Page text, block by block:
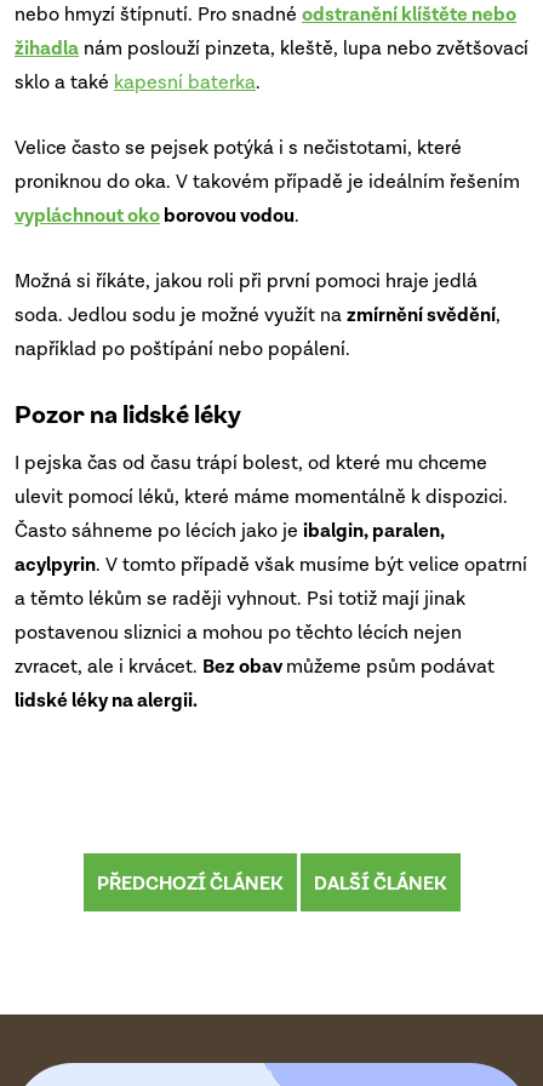
nebo hmyzí štípnutí. Pro snadné odstranění klíštěte nebo
žihadla nám poslouží pinzeta, kleště, lupa nebo zvětšovací
sklo a také kapesní baterka.
Velice často se pejsek potýká i s nečistotami, které
proniknou do oka. V takovém případě je ideálním řešením
vypláchnout okoborovou vodou.
Možná si říkáte, jakou roli při první pomoci hraje jedlá
soda. Jedlou sodu je možné využít nazmírnění svědění,
například po poštípání nebo popálení.
Pozor na lidské léky
I pejska čas od času trápí bolest, od které mu chceme
ulevit pomocí léků, které máme momentálně k dispozici.
Často sáhneme po lécích jako je ibalgin, paralen,
acylpyrin. V tomto případě však musíme být velice opatrní
a těmto lékům se raději vyhnout. Psi totiž mají jinak
postavenou sliznici a mohou po těchto lécích nejen
zvracet, ale i krvácet. Bez obavmůžeme psům podávat
lidské léky na alergii.
PŘEDCHOZÍ ČLÁNEK DALŠÍ ČLÁNEK